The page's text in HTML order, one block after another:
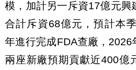
模，加計另一斥資17億元興
合計斥資68億元，預計本
年進行完成FDA查廠，2026
兩座新廠預期貢獻近400億